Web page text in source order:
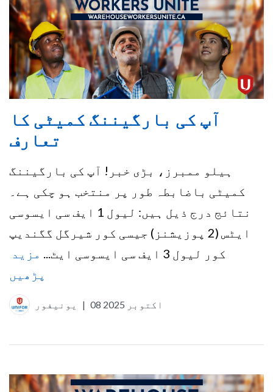
آپ کی بارگیننگ کمیٹی کا
تعارف
ہیلو ممبرز، بڑی خبر! آپ کی بارگیننگ
کمیٹی باضابطہ طور پر منتخب ہو چکی ہے۔
نتائج درج ذیل ہیں: لیول 1 ایف سی ایسوسی
ایٹس (2 پوزیشنز) جیسی کور شیرگل گگندیپ
کور لیول 3 ایف سی ایسوسی ایٹ...
مزید
پڑھیں
یونیفور | 08 اکتوبر 2025